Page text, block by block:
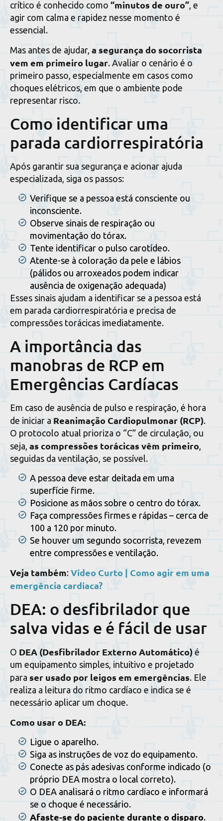
crítico é conhecido como “minutos de ouro” , e
agir com calma e rapidez nesse momento é
essencial.
Mas antes de ajudar, a segurança do socorrista
vem em primeiro lugar. Avaliar o cenário é o
primeiro passo, especialmente em casos como
choques elétricos, em que o ambiente pode
representar risco.
Como identificar uma
parada cardiorrespiratória
Após garantir sua segurança e acionar ajuda
especializada, siga os passos:
Verifique se a pessoa está consciente ou
inconsciente.
Observe sinais de respiração ou
movimentação do tórax.
Tente identificar o pulso carotídeo.
Atente-se à coloração da pele e lábios
(pálidos ou arroxeados podem indicar
ausência de oxigenação adequada)
Esses sinais ajudam a identificar se a pessoa está
em parada cardiorrespiratória e precisa de
compressões torácicas imediatamente.
A importância das
manobras de RCP em
Emergências Cardíacas
Em caso de ausência de pulso e respiração, é hora
de iniciar a Reanimação Cardiopulmonar (RCP).
O protocolo atual prioriza o “C” de circulação, ou
seja, as compressões torácicas vêm primeiro
seguidas da ventilação, se possível.
A pessoa deve estar deitada em uma
superfície firme.
Posicione as mãos sobre o centro do tórax.
Faça compressões firmes e rápidas – cerca de
100 a 120 por minuto.
Se houver um segundo socorrista, revezem
entre compressões e ventilação.
Veja também: Vídeo Curto | Como agir em uma
emergência cardíaca?
DEA: o desfibrilador que
salva vidas e é fácil de usar
O DEA (Desfibrilador Externo Automático) é
um equipamento simples, intuitivo e projetado
para ser usado por leigos em emergências. Ele
realiza a leitura do ritmo cardíaco e indica se é
necessário aplicar um choque.
Como usar o DEA:
Ligue o aparelho.
Siga as instruções de voz do equipamento.
Conecte as pás adesivas conforme indicado (o
próprio DEA mostra o local correto).
O DEA analisará o ritmo cardíaco e informará
se o choque é necessário.
Afaste-se do paciente durante o disparo.